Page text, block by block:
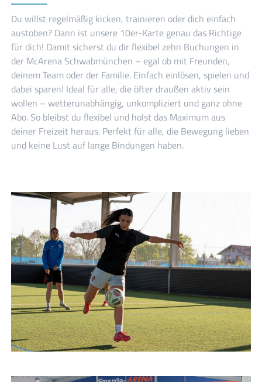
Du willst regelmäßig kicken, trainieren oder dich einfach
austoben? Dann ist unsere 10er-Karte genau das Richtige
für dich! Damit sicherst du dir flexibel zehn Buchungen in
der McArena Schwabmünchen – egal ob mit Freunden,
deinem Team oder der Familie. Einfach einlösen, spielen und
dabei sparen! Ideal für alle, die öfter draußen aktiv sein
wollen – wetterunabhängig, unkompliziert und ganz ohne
Abo. So bleibst du flexibel und holst das Maximum aus
deiner Freizeit heraus. Perfekt für alle, die Bewegung lieben
und keine Lust auf lange Bindungen haben.